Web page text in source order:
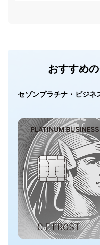
おすすめ
セゾンプラチナ・ビジネ